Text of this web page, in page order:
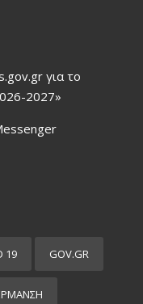
για το
2027»
19 GOV.GR